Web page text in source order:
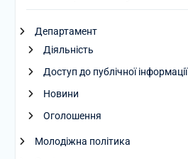
Департамент
Діяльність
Доступ до публічної інформації
Новини
Оголошення
Молодіжна політика